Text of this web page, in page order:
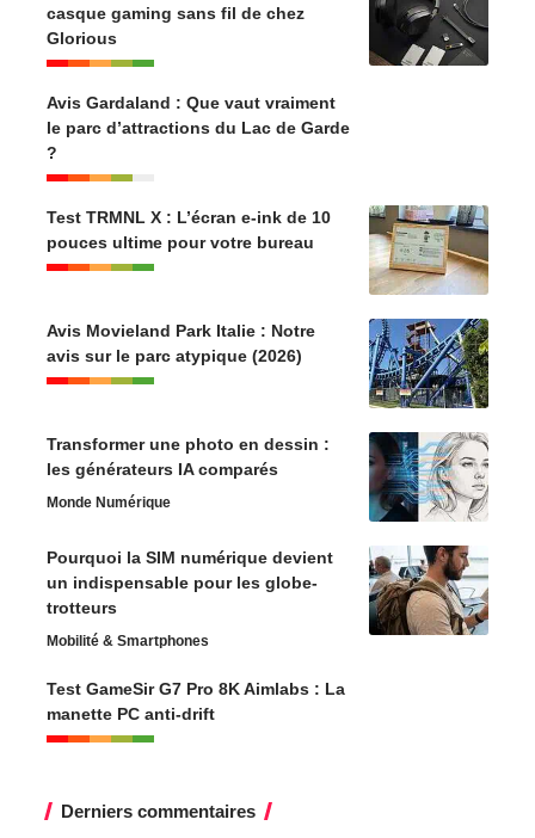
casque gaming sans fil de chez
Glorious
Avis Gardaland : Que vaut vraiment
le parc d’attractions du Lac de Garde
?
Test TRMNL X : L’écran e-ink de 10
pouces ultime pour votre bureau
Avis Movieland Park Italie : Notre
avis sur le parc atypique (2026)
Transformer une photo en dessin :
les générateurs IA comparés
Monde Numérique
Pourquoi la SIM numérique devient
un indispensable pour les globe-
trotteurs
Mobilité & Smartphones
Test GameSir G7 Pro 8K Aimlabs : La
manette PC anti-drift
Derniers commentaires